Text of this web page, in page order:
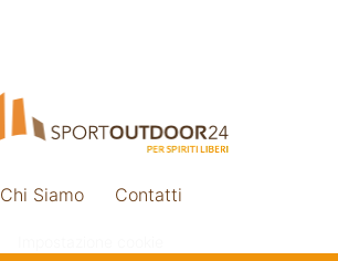
Chi Siamo Contatti